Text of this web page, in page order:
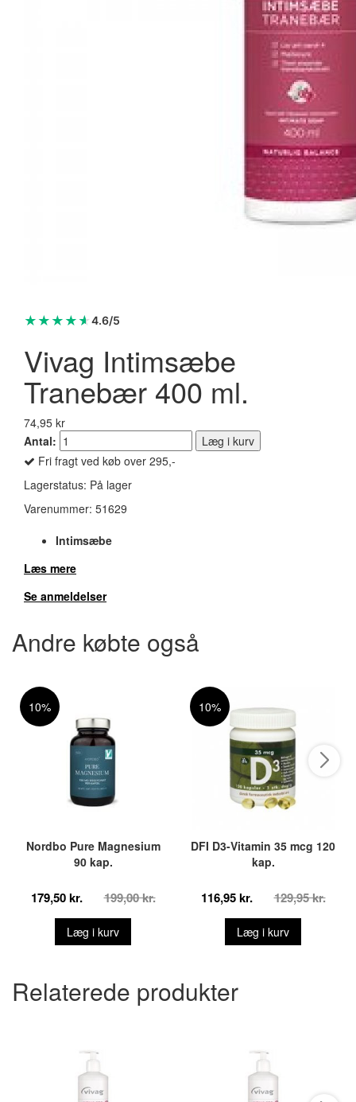
BioSym Magnesium +300 160 kapsler.
★ ★ ★ ★★4.6/5
Vivag Intimsæbe
Tranebær 400 ml.
74,95 kr
Antal:
Læg i kurv
Fri fragt ved køb over 295,-
Lagerstatus: På lager
Varenummer: 51629
Intimsæbe
Læs mere
Se anmeldelser
Andre købte også
10%
Nordbo Pure Magnesium
90 kap.
179,50 kr. 199,00 kr.
Læg i kurv
10%
DFI D3-Vitamin 35 mcg 120
kap.
116,95 kr. 129,95 kr.
Læg i kurv
Relaterede produkter